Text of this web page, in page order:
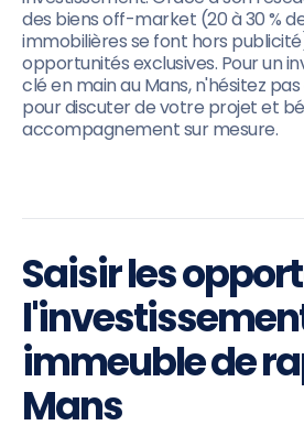
des biens off-market (20 à 30 %
immobilières se font hors
opportunités exclusives. Pour un
clé en main au Mans, n'hésitez
pour discuter de votre projet et
accompagnement sur mesure.
Saisir les
immeuble de
Mans